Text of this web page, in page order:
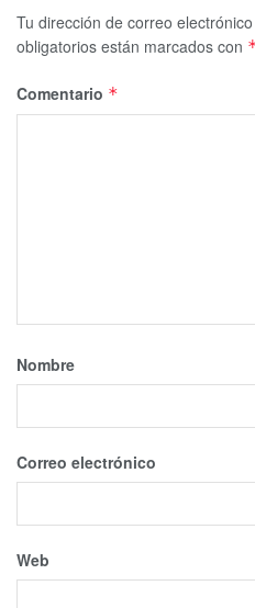
Tu dirección de correo
obligatorios están marcados con
Comentario *
Nombre
Correo electrónico
Web